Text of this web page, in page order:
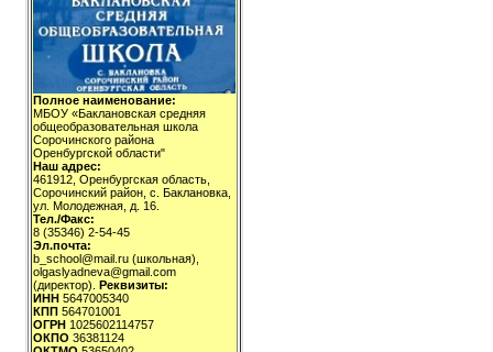
Полное наименование:
МБОУ «Баклановская средняя
общеобразовательная школа
Сорочинского района
Оренбургской области"
Наш адрес:
461912, Оренбургская область,
Сорочинский район, с. Баклановка,
ул. Молодежная, д. 16.
Тел./Факс:
8 (35346) 2-54-45
Эл.почта:
b_school@mail.ru (школьная),
olgaslyadneva@gmail.com
(директор). Реквизиты:
ИНН 5647005340
КПП 564701001
ОГРН 1025602114757
ОКПО 36381124